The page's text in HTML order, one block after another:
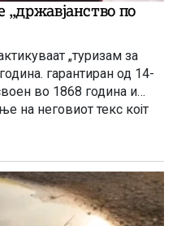
по
„туризам за
гарантиран од 14-
во 1868 година и
на неговиот текс којт
секој роден во САД